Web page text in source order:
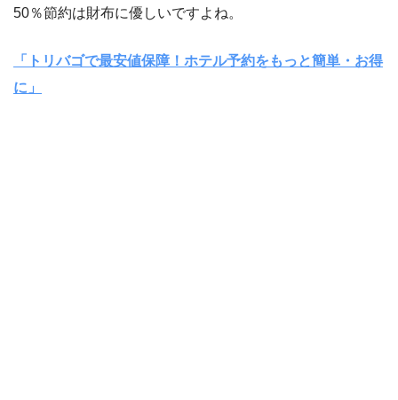
50％節約は財布に優しいですよね。
「トリバゴで最安値保障！ホテル予約をもっと簡単・お得
に」